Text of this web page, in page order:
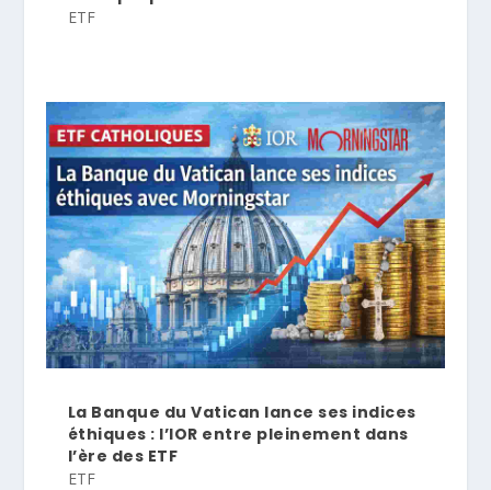
ETF
La Banque du Vatican lance ses indices
éthiques : l’IOR entre pleinement dans
l’ère des ETF
ETF